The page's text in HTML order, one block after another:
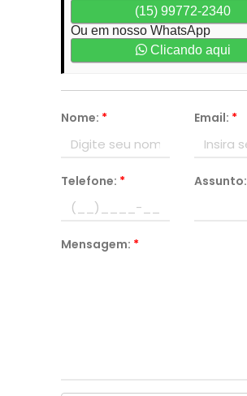
(15) 99772-2340
Ou em nosso WhatsApp
Clicando aqui
Nome: * Email: *
Telefone: * Assunto:
Mensagem: *